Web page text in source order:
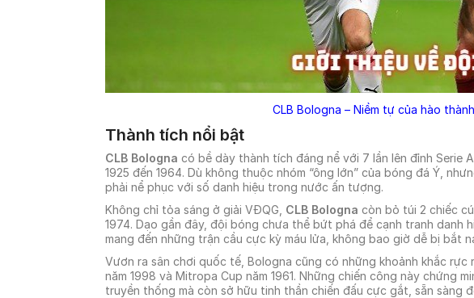
CLB Bologna – Niềm tự của hào
Thành tích nổi bật
CLB Bologna có bề dày thành tích đáng nể với 7 lần lên đỉnh Serie
1925 đến 1964. Dù không thuộc nhóm “ông lớn” của bóng đá Ý,
phải nể phục với số danh hiệu trong nước ấn tượng.
Không chỉ tỏa sáng ở giải VĐQG, CLB Bologna còn bỏ túi 2 chiếc
1974. Dạo gần đây, đội bóng chưa thể bứt phá để cạnh tranh danh
mang đến những trận cầu cực kỳ máu lửa, không bao giờ dễ bị bắt
Vươn ra sân chơi quốc tế, Bologna cũng có những khoảnh khắc rực
năm 1998 và Mitropa Cup năm 1961. Những chiến công này chứng
truyền thống mà còn sở hữu tinh thần chiến đấu cực gắt, sẵn sàng